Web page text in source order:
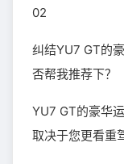
02
纠结YU7 GT的
否帮我推荐下？
YU7 GT的豪华
取决于您更看重